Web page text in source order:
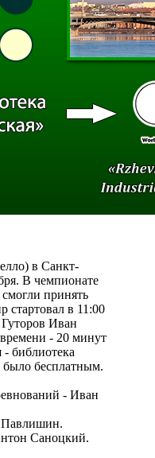
в Санкт-
В чемпионате
принять
стартовал в 11:00
Иван
- 20 минут
библиотека
было бесплатным.
- Иван
Павлишин.
Саноцкий.